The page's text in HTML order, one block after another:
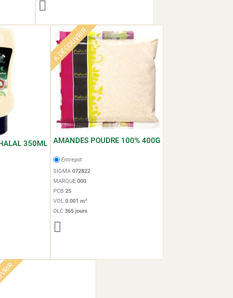
350ML
A DÉCOUVRIR
AMANDES POUDRE 100% 400G
Entrepot
SIGMA 072822
MARQUE 000
PCB 25
VOL 0.001 m³
DLC 365 jours